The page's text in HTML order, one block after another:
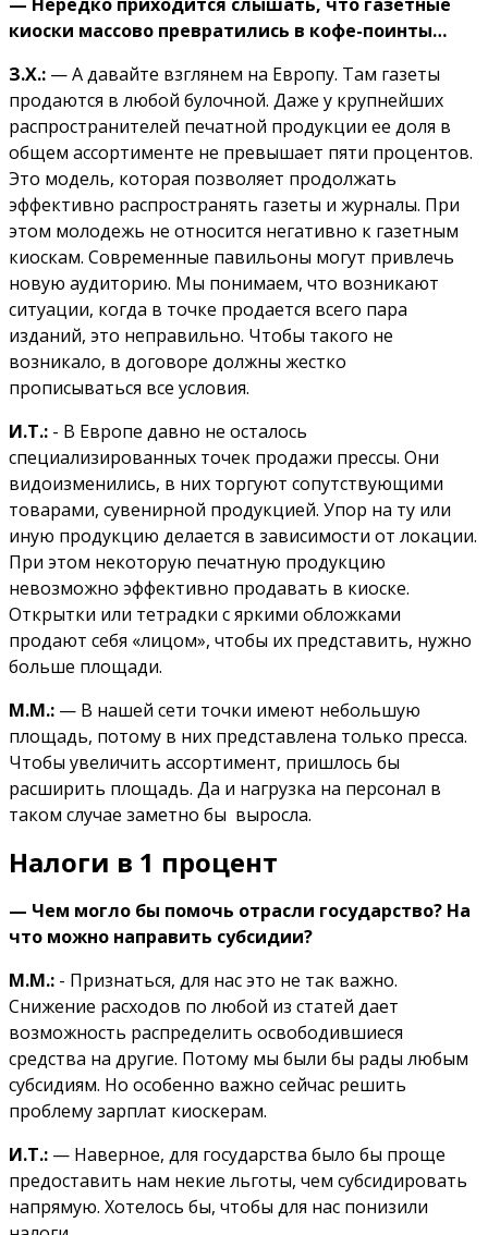
киоски массово превратились в кофе-поинты…
З.Х.: — А давайте взглянем на Европу. Там газеты
продаются в любой булочной. Даже у крупнейших
распространителей печатной продукции ее доля в
общем ассортименте не превышает пяти процентов.
Это модель, которая позволяет продолжать
эффективно распространять газеты и журналы. При
этом молодежь не относится негативно к газетным
киоскам. Современные павильоны могут привлечь
новую аудиторию. Мы понимаем, что возникают
ситуации, когда в точке продается всего пара
изданий, это неправильно. Чтобы такого не
возникало, в договоре должны жестко
прописываться все условия.
И.Т.: - В Европе давно не осталось
специализированных точек продажи прессы. Они
видоизменились, в них торгуют сопутствующими
товарами, сувенирной продукцией. Упор на ту или
иную продукцию делается в зависимости от локации.
При этом некоторую печатную продукцию
невозможно эффективно продавать в киоске.
Открытки или тетрадки с яркими обложками
продают себя «лицом», чтобы их представить, нужно
больше площади.
М.М.: — В нашей сети точки имеют небольшую
площадь, потому в них представлена только пресса.
Чтобы увеличить ассортимент, пришлось бы
расширить площадь. Да и нагрузка на персонал в
таком случае заметно бы выросла.
Налоги в 1 процент
— Чем могло бы помочь отрасли государство? На
что можно направить субсидии?
М.М.: - Признаться, для нас это не так важно.
Снижение расходов по любой из статей дает
возможность распределить освободившиеся
средства на другие. Потому мы были бы рады любым
субсидиям. Но особенно важно сейчас решить
проблему зарплат киоскерам.
И.Т.: — Наверное, для государства было бы проще
предоставить нам некие льготы, чем субсидировать
напрямую. Хотелось бы, чтобы для нас понизили